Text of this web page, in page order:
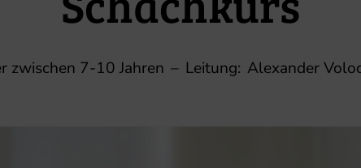
zwischen 7-10 Jahren – Leitung: Alexander